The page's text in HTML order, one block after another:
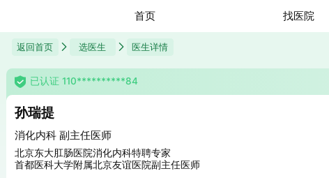
首页 找医院
返回首页 选医生 医生详情
已认证 110**********84
孙瑞提
消化内科 副主任医师
北京东大肛肠医院消化内科特聘专家
首都医科大学附属北京友谊医院副主任医师